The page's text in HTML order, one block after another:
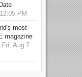
PM
most
magazine
Fri, Aug 7